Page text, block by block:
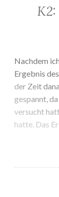
Nachdem
Ergebnis
der Zeit
gespannt,
versucht
hatte. Das